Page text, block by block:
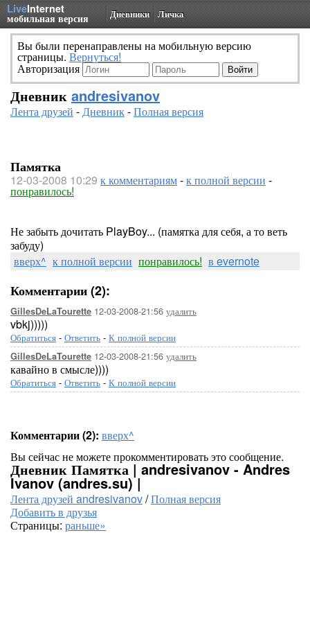
LiveInternet
мобильная версия Дневники Личка
Вы были перенаправлены на мобильную версию
страницы. Вернуться!
Авторизация
Дневник andresivanov
Лента друзей -Дневник-Полная версия
Памятка
12-03-2008 10:29 к комментариям-к полной версии -
понравилось!
Не забыть дочитать PlayBoy... (памятка для себя, а то веть
забуду)
вверх^ к полной версии понравилось! в evernote
Комментарии (2):
GillesDeLaTourette 12-03-2008-21:56 удалить
vbkj)))))
Обратиться - Ответить - К полной версии
GillesDeLaTourette 12-03-2008-21:56 удалить
кавайно в смысле))))
Обратиться - Ответить - К полной версии
Комментарии (2): вверх^
Вы сейчас не можете прокомментировать это сообщение.
Дневник Памятка | andresivanov - Andres
Ivanov (andres.su) |
Лента друзей andresivanov/Полная версия
Добавить в друзья
Страницы: раньше»